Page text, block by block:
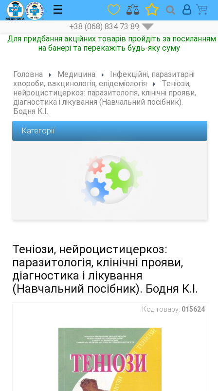
☰
+38 (068) 834 73 89
Головна Медицина
Інфекційні, паразитарні
хвороби, вакцинологія, епідеміологія
Теніози,
нейроцистицеркоз: паразитологія, клінічні прояви,
діагностика і лікування (Навчальний посібник).
Бодня К.І.
Категорії
Теніози, нейроцистицеркоз:
паразитологія, клінічні прояви,
діагностика і лікування
(Навчальний посібник). Бодня К.І.
Код товару: 015624